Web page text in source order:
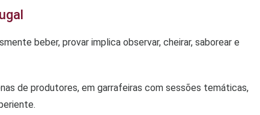
beber, provar implica observar, cheirar, saborear e
de produtores, em garrafeiras com sessões temáticas,